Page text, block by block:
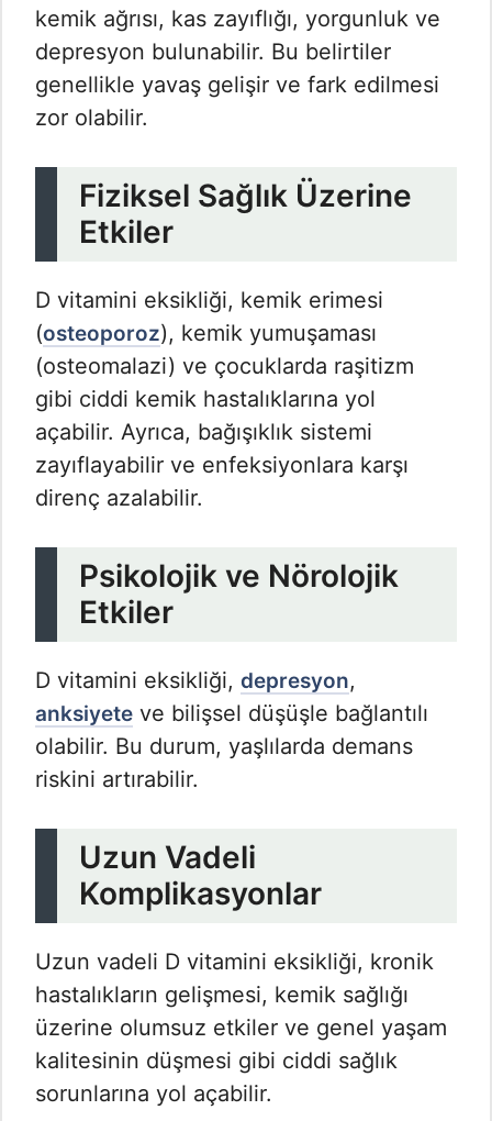
kemik ağrısı, kas zayıflığı, yorgunluk ve
depresyon bulunabilir. Bu belirtiler
genellikle yavaş gelişir ve fark edilmesi
zor olabilir.
Fiziksel Sağlık Üzerine
Etkiler
D vitamini eksikliği, kemik erimesi
(osteoporoz), kemik yumuşaması
(osteomalazi) ve çocuklarda raşitizm
gibi ciddi kemik hastalıklarına yol
açabilir. Ayrıca, bağışıklık sistemi
zayıflayabilir ve enfeksiyonlara karşı
direnç azalabilir.
Psikolojik ve Nörolojik
Etkiler
D vitamini eksikliği, depresyon,
anksiyete ve bilişsel düşüşle bağlantılı
olabilir. Bu durum, yaşlılarda demans
riskini artırabilir.
Uzun Vadeli
Komplikasyonlar
Uzun vadeli D vitamini eksikliği, kronik
hastalıkların gelişmesi, kemik sağlığı
üzerine olumsuz etkiler ve genel yaşam
kalitesinin düşmesi gibi ciddi sağlık
sorunlarına yol açabilir.